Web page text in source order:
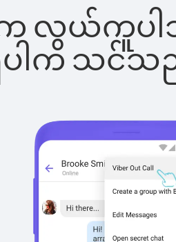
င်းက လွယ်ကူ
ရှိပါက သင်